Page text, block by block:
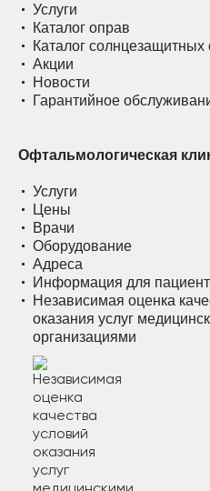
Услуги
Каталог оправ
Каталог солнцезащитных
Акции
Новости
Гарантийное
Офтальмологическая
Услуги
Цены
Врачи
Оборудование
Адреса
Информация для
Независимая оценка
оказания услуг
организациями